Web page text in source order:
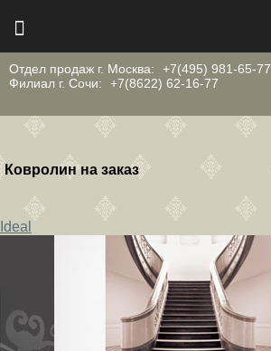
Отдел продаж г. Москва:
+7(495) 981-65-77
Филиал г. Сочи:
+7(8622) 62-16-77
Ковролин на заказ
Ideal